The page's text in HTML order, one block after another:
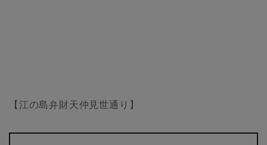
【江の島弁財天仲見世通り】